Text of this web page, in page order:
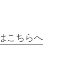
こちらへ